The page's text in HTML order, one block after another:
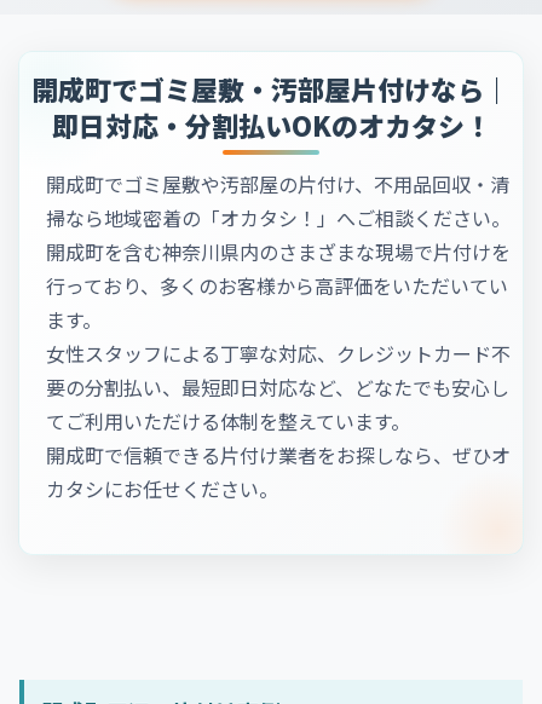
開成町でゴミ屋敷・汚部屋片付けなら｜
即日対応・分割払いOKのオカタシ！
開成町でゴミ屋敷や汚部屋の片付け、不用品回収・清
掃なら地域密着の「オカタシ！」へご相談ください。
開成町を含む神奈川県内のさまざまな現場で片付けを
行っており、多くのお客様から高評価をいただいてい
ます。
女性スタッフによる丁寧な対応、クレジットカード不
要の分割払い、最短即日対応など、どなたでも安心し
てご利用いただける体制を整えています。
開成町で信頼できる片付け業者をお探しなら、ぜひオ
カタシにお任せください。